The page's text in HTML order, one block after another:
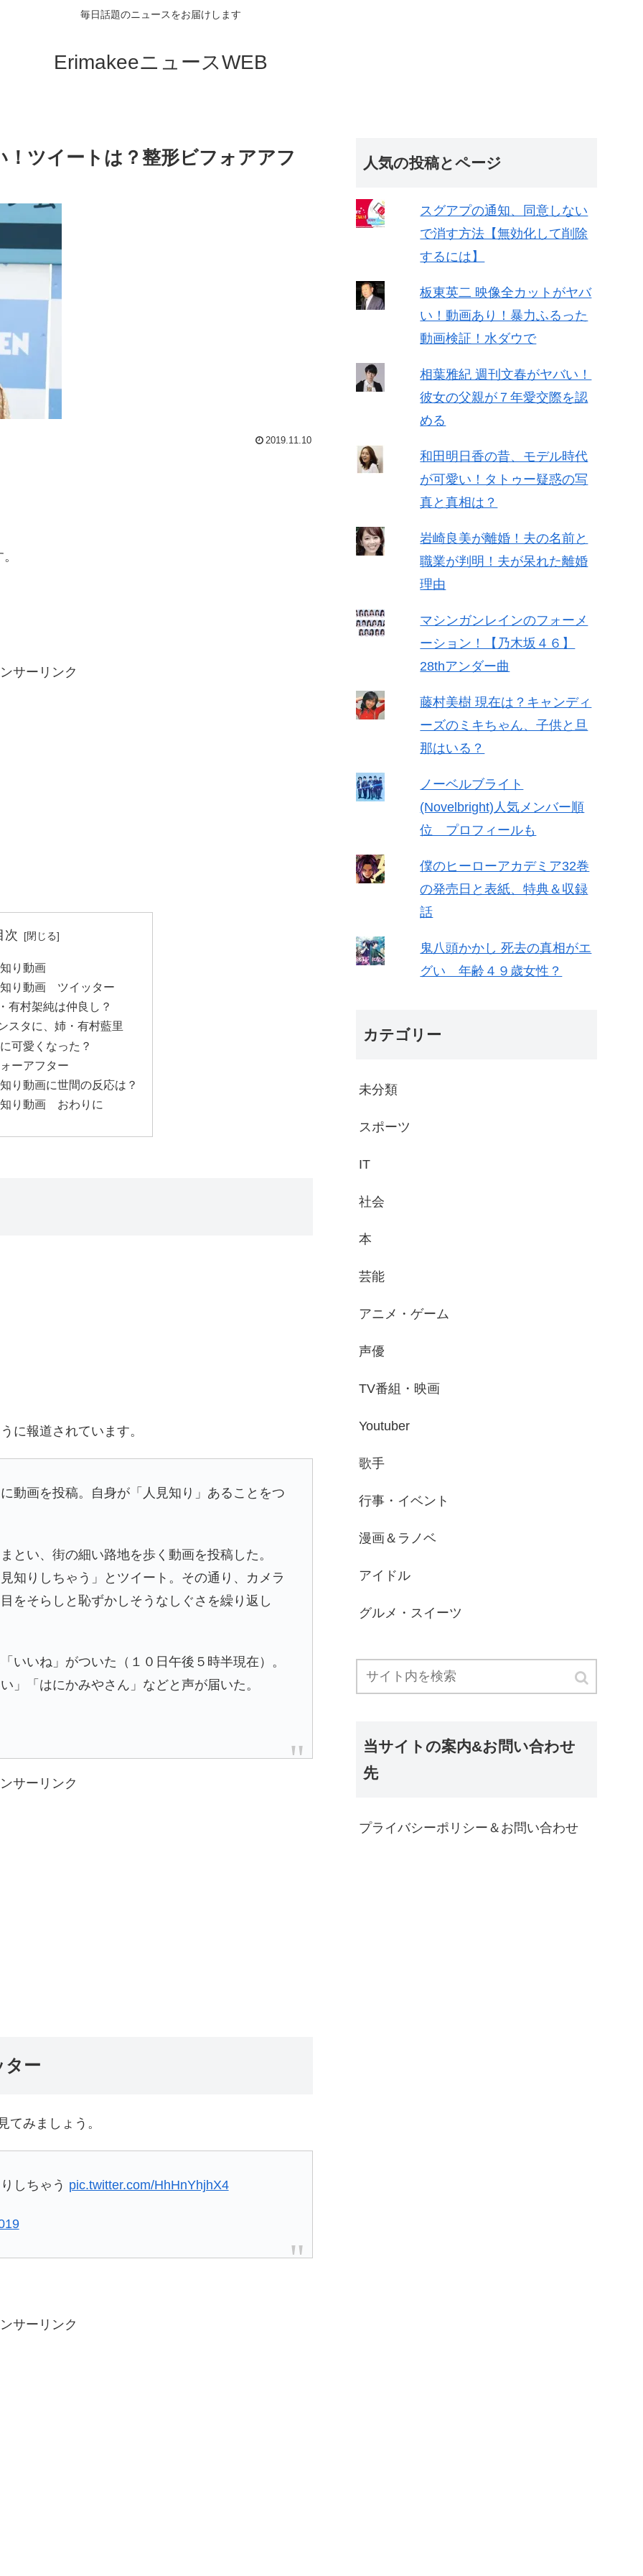
毎日話題のニュースをお届けします
ErimakeeニュースWEB
ツイートは？整形ビフォアアフ
2019.11.10
サーリンク
次
り動画
り動画 ツイッター
有村架純は仲良し？
スタに、姉・有村藍里
可愛くなった？
ーアフター
り動画に世間の反応は？
り動画 おわりに
に報道されています。
画を投稿。自身が「人見知り」あることをつ
とい、街の細い路地を歩く動画を投稿した。
知りしちゃう」とツイート。その通り、カメラ
をそらしと恥ずかしそうなしぐさを繰り返し
いいね」がついた（１０日午後５時半現在）。
」「はにかみやさん」などと声が届いた。
サーリンク
ー
てみましょう。
しちゃう pic.twitter.com/HhHnYhjhX4
サーリンク
人気の投稿とページ
スグアプの通知、同意しない
で消す方法【無効化して削除
するには】
板東英二 映像全カットがヤバ
い！動画あり！暴力ふるった
動画検証！水ダウで
相葉雅紀 週刊文春がヤバい！
彼女の父親が７年愛交際を認
める
和田明日香の昔、モデル時代
が可愛い！タトゥー疑惑の写
真と真相は？
岩崎良美が離婚！夫の名前と
職業が判明！夫が呆れた離婚
理由
マシンガンレインのフォーメ
ーション！【乃木坂４６】
28thアンダー曲
藤村美樹 現在は？キャンディ
ーズのミキちゃん、子供と旦
那はいる？
ノーベルブライト
(Novelbright)人気メンバー順
位 プロフィールも
僕のヒーローアカデミア32巻
の発売日と表紙、特典＆収録
話
鬼八頭かかし 死去の真相がエ
グい 年齢４９歳女性？
カテゴリー
未分類
スポーツ
IT
社会
本
芸能
アニメ・ゲーム
声優
TV番組・映画
Youtuber
歌手
行事・イベント
漫画＆ラノベ
アイドル
グルメ・スイーツ
当サイトの案内&お問い合わせ
先
プライバシーポリシー＆お問い合わせ